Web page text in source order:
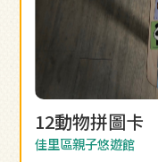
12動物拼圖卡
佳里區親子悠遊館